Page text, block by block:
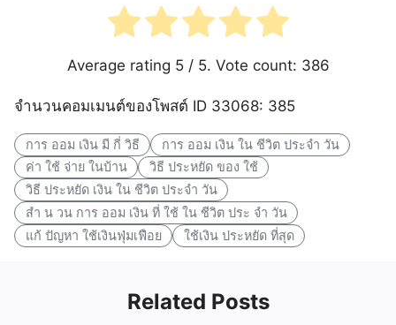
Average rating 5/ 5. Vote count: 386
จำนวนคอมเมนต์ของโพสต์ ID 33068: 385
การ ออม เงิน มี กี่ วิธี
การ ออม เงิน ใน ชีวิต ประจำ วัน
ค่า ใช้ จ่าย ในบ้าน
วิธี ประหยัด ของ ใช้
วิธี ประหยัด เงิน ใน ชีวิต ประจำ วัน
สํา น วน การ ออม เงิน ที่ ใช้ ใน ชีวิต ประ จํา วัน
แก้ ปัญหา ใช้เงินฟุ่มเฟือย
ใช้เงิน ประหยัด ที่สุด
Related Posts